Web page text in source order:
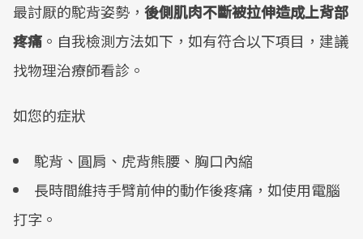
最討厭的駝背姿勢， 後側肌肉不斷被拉伸造成上背部
疼痛 。自我檢測方法如下，如有符合以下項目，建議
找物理治療師看診。
如您的症狀
駝背、圓肩、虎背熊腰、胸口內縮
長時間維持手臂前伸的動作後疼痛，如使用電腦
打字。